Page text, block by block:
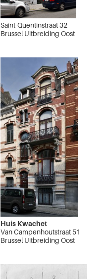
Saint-Quentinstraat 32
Brussel Uitbreiding Oost
Huis Kwachet
Van Campenhoutstraat 51
Brussel Uitbreiding Oost